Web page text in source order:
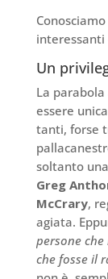
interessanti
Un
La
essere
tanti, forse
soltanto
Greg
McCrary,
agiata.
persone
che fosse il